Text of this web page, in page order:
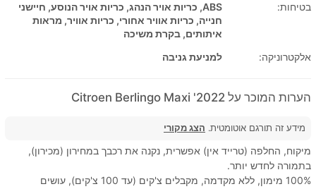
בטיחות:
ABS, כריות אויר הנהג, כריות אויר הנוסע, חיישני
חנייה, כריות אוויר אחורי, כריות אוויר, מראות
איתותים, בקרת משיכה
אלקטרוניקה:
למניעת גניבה
הערות המוכר על 2022' Citroen Berlingo Maxi
מידע זה תורגם אוטומטית. הצג מקורי
מיקוח, החלפה (טרייד אין) אפשרית, נקנה את רכבך במחירון (מכירון),
בתמורה לחדש יותר.
100% מימון, ללא מקדמה, מקבלים צ'קים (עד 100 צ'קים), עושים